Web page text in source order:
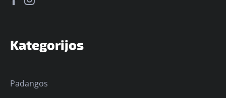
Kategorijos
Padangos